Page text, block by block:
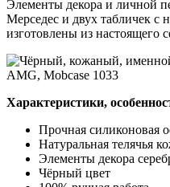
Элементы декора и личной
Мерседес и двух табличек
изготовлены из настоящего
Характеристики,
Прочная силиконовая
Натуральная телячья
Элементы декора
Чёрный цвет